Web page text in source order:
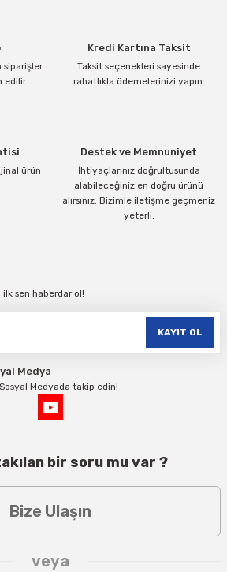
eksik bilgiler bulunuyor.
bulunuyor.
siparişler
edilir.
Kredi Kartına Taksit
Taksit seçenekleri sayesinde
rahatlıkla ödemelerinizi yapın.
ürün
Destek ve Memnuniyet
İhtiyaçlarınız doğrultusunda
alabileceğiniz en doğru ürünü
alırsınız. Bizimle iletişme geçmeniz
yeterli.
sen haberdar ol!
KAYIT OL
Medya
Medyada takip edin!
bir soru mu var ?
Bize Ulaşın
veya